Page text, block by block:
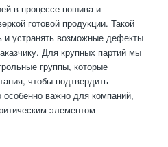
в процессе пошива и
готовой продукции. Такой
и устранять возможные дефекты
Для крупных партий мы
группы, которые
чтобы подтвердить
особенно важно для компаний,
элементом